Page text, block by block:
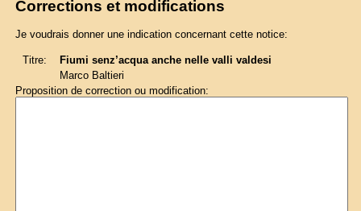
Corrections et modifications
Je voudrais donner une indication concernant cette notice:
Titre:
Fiumi senz’acqua anche nelle valli valdesi
Marco Baltieri
Proposition de correction ou modification: